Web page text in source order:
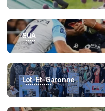
SUA
Lot-Et-Garonne